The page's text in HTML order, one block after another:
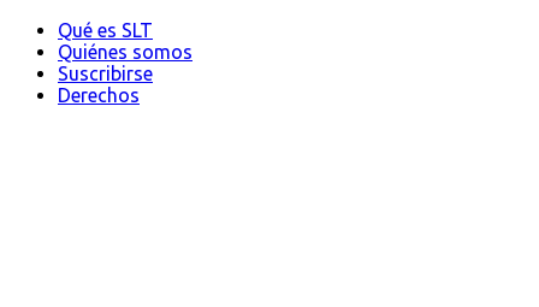
Qué es SLT
Quiénes somos
Suscribirse
Derechos